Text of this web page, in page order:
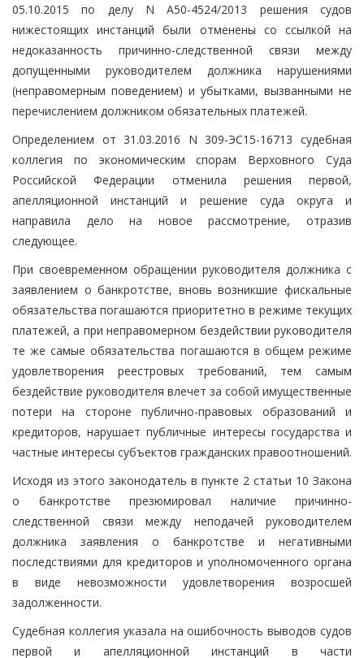
05.10.2015 по делу N А50-4524/2013 решения судов
нижестоящих инстанций были отменены со ссылкой на
недоказанность причинно-следственной связи между
допущенными руководителем должника нарушениями
(неправомерным поведением) и убытками, вызванными не
перечислением должником обязательных платежей.
Определением от 31.03.2016 N 309-ЭС15-16713 судебная
коллегия по экономическим спорам Верховного Суда
Российской Федерации отменила решения первой,
апелляционной инстанций и решение суда округа и
направила дело на новое рассмотрение, отразив
следующее.
При своевременном обращении руководителя должника с
заявлением о банкротстве, вновь возникшие фискальные
обязательства погашаются приоритетно в режиме текущих
платежей, а при неправомерном бездействии руководителя
те же самые обязательства погашаются в общем режиме
удовлетворения реестровых требований, тем самым
бездействие руководителя влечет за собой имущественные
потери на стороне публично-правовых образований и
кредиторов, нарушает публичные интересы государства и
частные интересы субъектов гражданских правоотношений.
Исходя из этого законодатель в пункте 2 статьи 10 Закона
о банкротстве презюмировал наличие причинно-
следственной связи между неподачей руководителем
должника заявления о банкротстве и негативными
последствиями для кредиторов и уполномоченного органа
в виде невозможности удовлетворения возросшей
задолженности.
Судебная коллегия указала на ошибочность выводов судов
первой и апелляционной инстанций в части